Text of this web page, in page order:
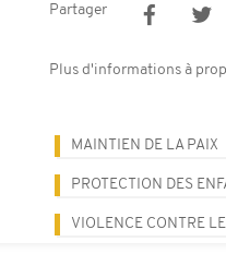
Partager
Plus d'informations à
MAINTIEN DE LA PAIX
PROTECTION DES
VIOLENCE CONTRE